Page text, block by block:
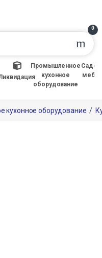
0
Промышленное
кухонное
оборудование
кухонное оборудование /